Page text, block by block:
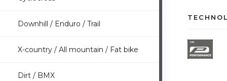
Downhill / Enduro / Trail
X-country / All mountain / Fat bike
Dirt / BMX